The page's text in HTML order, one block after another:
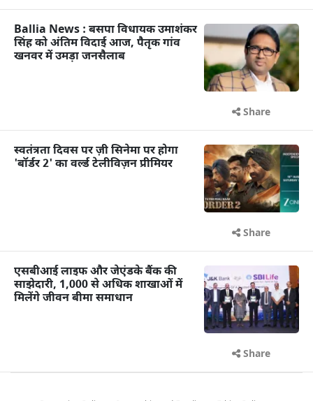
Ballia News : बसपा विधायक उमाशंकर
सिंह को अंतिम विदाई आज, पैतृक गांव
खनवर में उमड़ा जनसैलाब
Share
स्वतंत्रता दिवस पर ज़ी सिनेमा पर होगा
'बॉर्डर 2' का वर्ल्ड टेलीविज़न प्रीमियर
Share
एसबीआई लाइफ और जेएंडके बैंक की
साझेदारी, 1,000 से अधिक शाखाओं में
मिलेंगे जीवन बीमा समाधान
Share